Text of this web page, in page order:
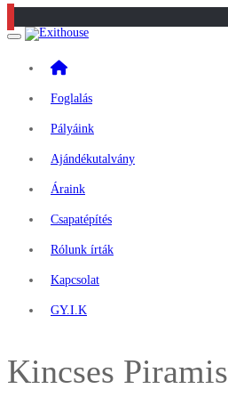
Toggle navigation
Home
Foglalás
Pályáink
Ajándékutalvány
Áraink
Csapatépítés
Rólunk írták
Kapcsolat
GY.I.K
Kincses Piramis